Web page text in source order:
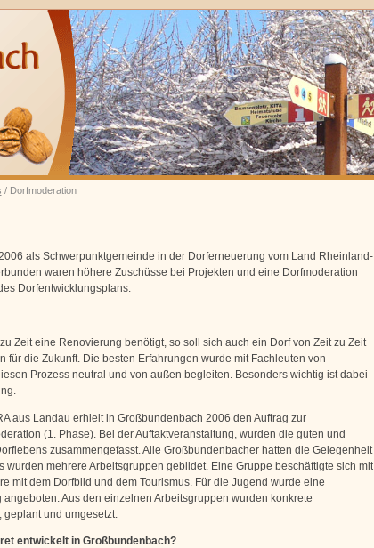
/ Dorfmoderation
als Schwerpunktgemeinde in der Dorferneuerung vom Land Rheinland-
waren höhere Zuschüsse bei Projekten und eine Dorfmoderation
Dorfentwicklungsplans.
Zeit eine Renovierung benötigt, so soll sich auch ein Dorf von Zeit zu Zeit
für die Zukunft. Die besten Erfahrungen wurde mit Fachleuten von
Prozess neutral und von außen begleiten. Besonders wichtig ist dabei
aus Landau erhielt in Großbundenbach 2006 den Auftrag zur
(1. Phase). Bei der Auftaktveranstaltung, wurden die guten und
zusammengefasst. Alle Großbundenbacher hatten die Gelegenheit
wurden mehrere Arbeitsgruppen gebildet. Eine Gruppe beschäftigte sich mit
mit dem Dorfbild und dem Tourismus. Für die Jugend wurde eine
Aus den einzelnen Arbeitsgruppen wurden konkrete
und umgesetzt.
entwickelt in Großbundenbach?